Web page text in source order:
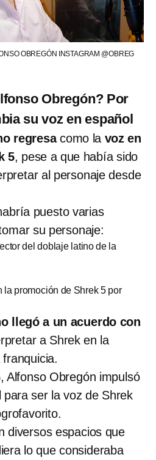
OBREGÓN INSTAGRAM @OBREG
Obregón? Por
su voz en español
regresacomo la voz en
5, pese a que había sido
al personaje desde
puesto varias
su personaje:
del doblaje latino de la
la promoción de Shrek 5 por
llegó a un acuerdo con
a Shrek en la
Alfonso Obregón impulsó
para ser la voz de Shrek
diversos espacios que
lo que consideraba